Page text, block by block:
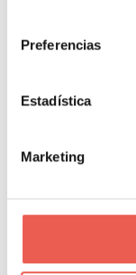
Preferencias
Estadística
Marketing
servicio a
cada perfil:
servicios a
ámbito
equipo de